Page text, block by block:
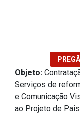
Objeto:
Serviços de
e Comunicação
ao Projeto de